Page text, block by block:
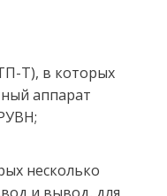
Т), в которых
аппарат
несколько